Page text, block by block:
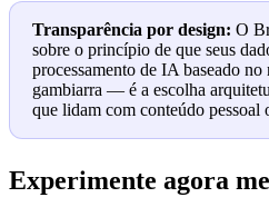
Transparência por design: O
sobre o princípio de que seus
processamento de IA baseado no
gambiarra — é a escolha
que lidam com conteúdo pessoal
Experimente agora